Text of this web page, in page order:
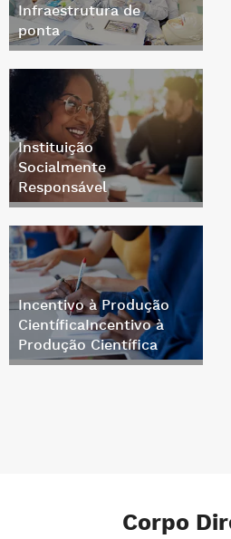
Infraestrutura de
ponta
Instituição
Socialmente
Responsável
Incentivo à Produção
CientíficaIncentivo à
Produção Científica
Corpo